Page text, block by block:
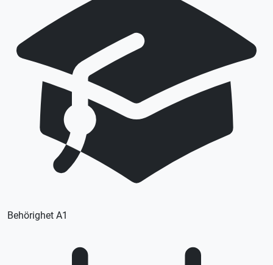
förutsättningar och önskemål.
Lån av kläder ingår
Lån av skydd ingår
Lån av MC ingår
Denna lektion utförs med en lätt MC (A1), körkortstillstånd
krävs. Utebliven närvaro debiteras enligt STR praxis.
Vid önskemål om betalning via faktura, vänligen kontakta
trafikskolan så hjälper vi er.
Behörighet A1